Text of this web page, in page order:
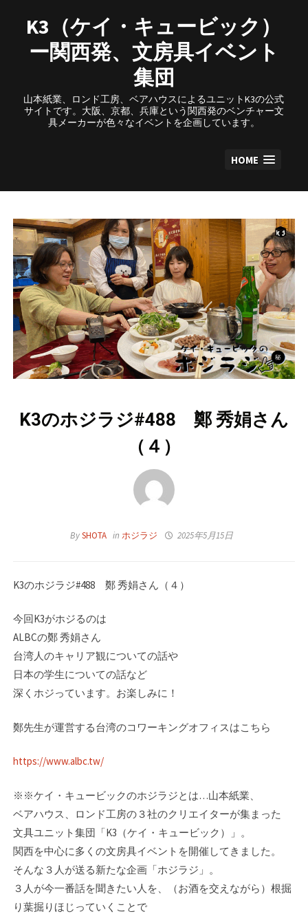
content
K3（ケイ・キュービック）
ー関西発、文房具イベント
集団
山本紙業、ロンド工房、ベアハウスによるユニットK3の公式
サイトです。大阪、京都、兵庫という関西発のベンチャー文
具メーカーが色々なイベントを企画しています。
HOME
K3のホジラジ#488 鄭 秀娟さん
（４）
BySHOTA inホジラジ 2025年5月15日
K3のホジラジ#488 鄭 秀娟さん（４）
今回K3がホジるのは
ALBCの鄭 秀娟さん
台湾人のキャリア観についての話や
日本の学生についての話など
深くホジっています。お楽しみに！
鄭先生が運営する台湾のコワーキングオフィスはこちら
https://www.albc.tw/
※※ケイ・キュービックのホジラジとは…山本紙業、
ベアハウス、ロンド工房の３社のク­リエイターが集まった
文具ユニット集団「K3（ケイ・キュービック）」。
関西を中心に­多くの文房具イベントを開催してきました。
そんな３人が送る新たな企画「ホジラジ」。­
３人が今一番話を聞きたい人を、（お酒を交えながら）根掘
り葉掘りほじっていくことで